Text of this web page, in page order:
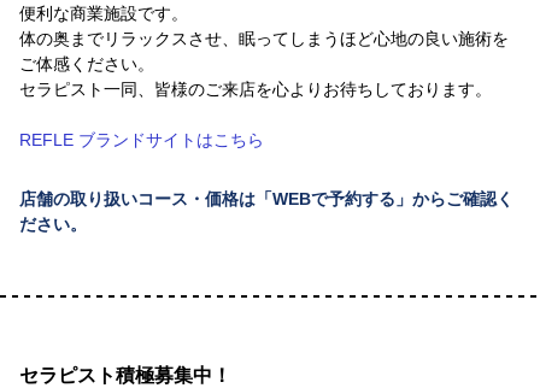
便利な商業施設です。
体の奥までリラックスさせ、眠ってしまうほど心地の良い施術を
ご体感ください。
セラピスト一同、皆様のご来店を心よりお待ちしております。
REFLE ブランドサイトはこちら
店舗の取り扱いコース・価格は「WEBで予約する」からご確認く
ださい。
セラピスト積極募集中！